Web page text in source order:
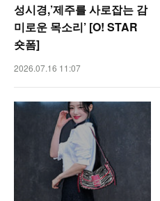
성시경,’제주를 사로잡는 감
미로운 목소리’ [O! STAR
숏폼]
2026.07.16 11:07